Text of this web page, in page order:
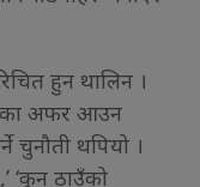
हुन थालिन ।
अफर आउन
चुनौती थपियो ।
‘कुन ठाउँको